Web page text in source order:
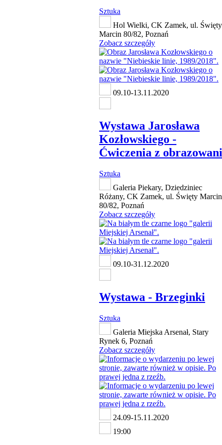
Sztuka
Hol Wielki, CK Zamek, ul. Święty
Marcin 80/82, Poznań
Zobacz szczegóły
09.10-13.11.2020
Wystawa Jarosława
Kozłowskiego -
Ćwiczenia z
Sztuka
Galeria Piekary, Dziedziniec
Różany, CK Zamek, ul. Święty Marcin
80/82, Poznań
Zobacz szczegóły
09.10-31.12.2020
Wystawa - Brzeginki
Sztuka
Galeria Miejska Arsenał, Stary
Rynek 6, Poznań
Zobacz szczegóły
24.09-15.11.2020
19:00